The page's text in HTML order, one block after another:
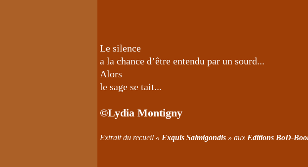
Le silence
a la chance d’être entendu par un sourd...
Alors
le sage se tait...
©Lydia Montigny
Extrait du recueil « Exquis Salmigondis » aux Editions BoD-